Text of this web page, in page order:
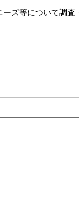
ズ等について調